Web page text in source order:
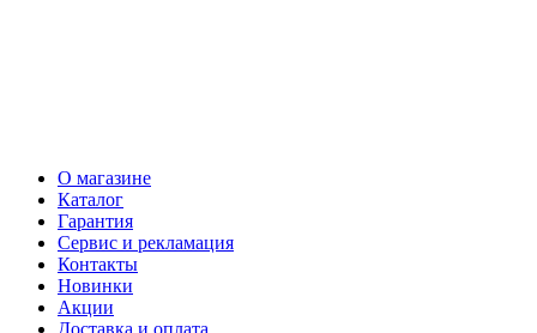
О магазине
Каталог
Гарантия
Сервис и рекламация
Контакты
Новинки
Акции
Доставка и оплата